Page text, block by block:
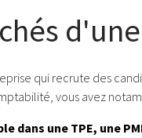
qui recrute des
vous avez
dans une TPE, une